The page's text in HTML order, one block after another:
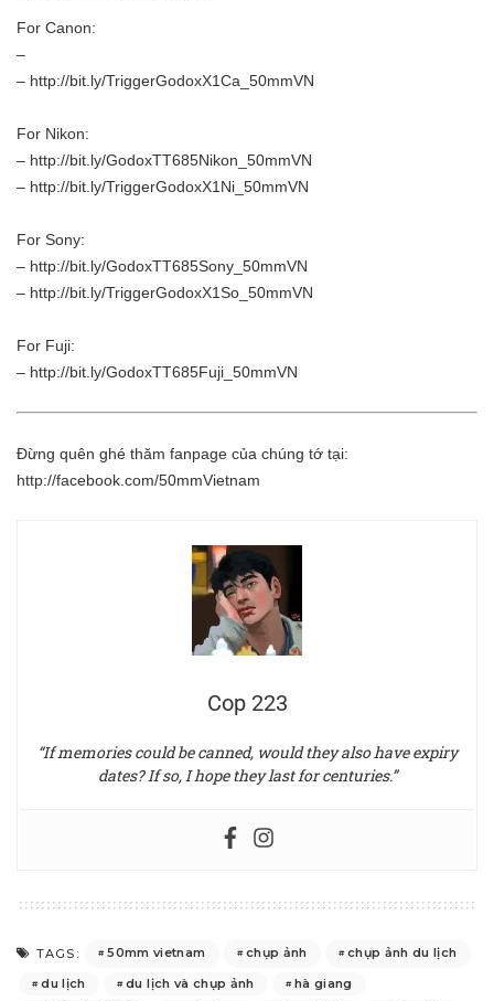
For Canon:
–
– http://bit.ly/TriggerGodoxX1Ca_50mmVN
For Nikon:
– http://bit.ly/GodoxTT685Nikon_50mmVN
– http://bit.ly/TriggerGodoxX1Ni_50mmVN
For Sony:
– http://bit.ly/GodoxTT685Sony_50mmVN
– http://bit.ly/TriggerGodoxX1So_50mmVN
For Fuji:
– http://bit.ly/GodoxTT685Fuji_50mmVN
Đừng quên ghé thăm fanpage của chúng tớ tại:
http://facebook.com/50mmVietnam
Cop 223
“If memories could be canned, would they also have expiry
dates? If so, I hope they last for centuries.”
TAGS: 50mm vietnam chụp ảnh
chụp ảnh du lịch
du lịch
du lịch và chụp ảnh
hà giang